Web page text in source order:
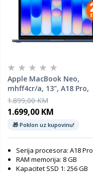
Apple MacBook Neo,
mhff4cr/a, 13", A18 Pro,
8GB, 256GB SSD, Apple
Graphics, Indigo, laptop
1.899,00 KM
1.699,00 KM
🎁 Poklon uz kupovinu!
Serija procesora: A18 Pro
RAM memorija: 8 GB
Kapacitet SSD 1: 256 GB